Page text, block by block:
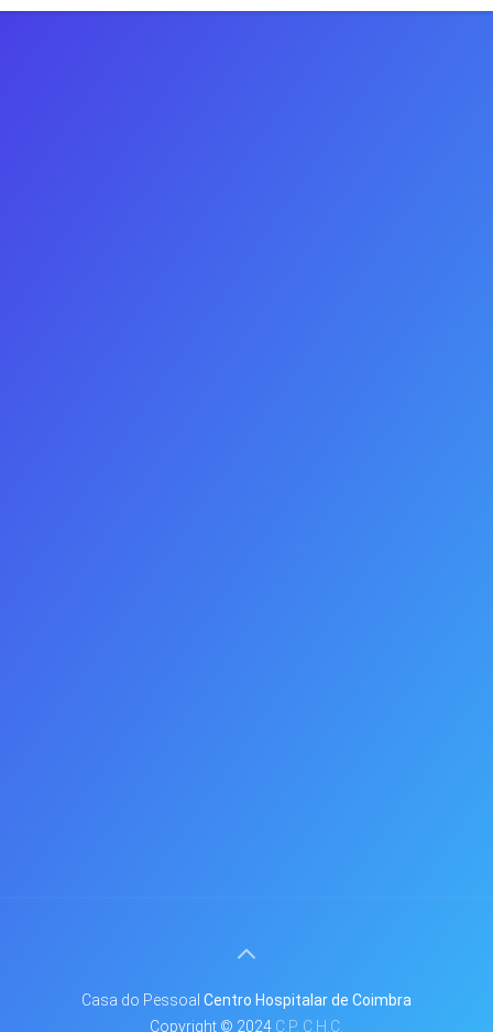
Casa do Pessoal Centro Hospitalar de Coimbra
Copyright © 2024 C.P. C.H.C.